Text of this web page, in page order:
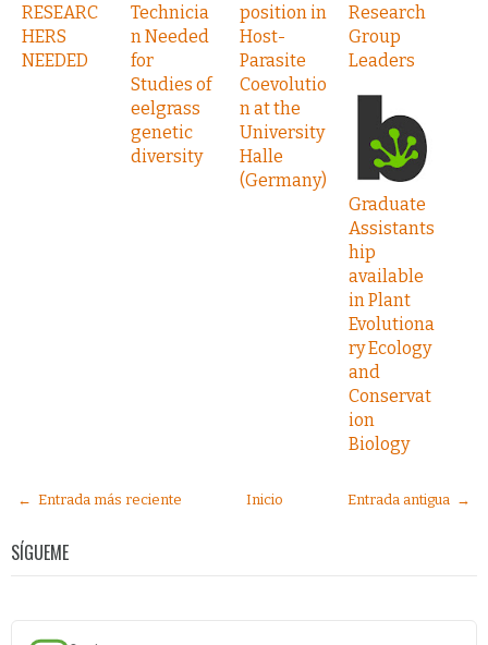
RESEARC
HERS
NEEDED
Technicia
n Needed
for
Studies of
eelgrass
genetic
diversity
position in
Host-
Parasite
Coevolutio
n at the
University
Halle
(Germany)
Research
Group
Leaders
Graduate
Assistants
hip
available
in Plant
Evolutiona
ry Ecology
and
Conservat
ion
Biology
← Entrada más reciente Entrada antigua →
Inicio
SÍGUEME